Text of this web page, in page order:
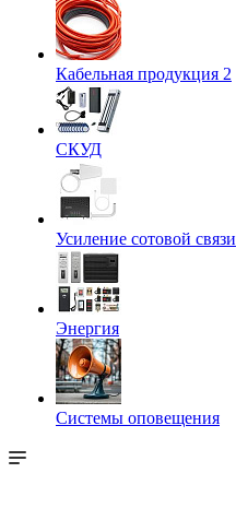
Кабельная продукция 2
СКУД
Усиление сотовой связи
Энергия
Системы оповещения